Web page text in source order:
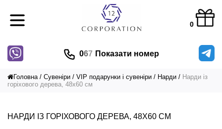
0
067 Показати номер
Головна Сувеніри VIP подарунки і сувеніри Нарди
Нарди із
горіхового дерева, 48х60 см
НАРДИ ІЗ ГОРІХОВОГО ДЕРЕВА, 48Х60 СМ